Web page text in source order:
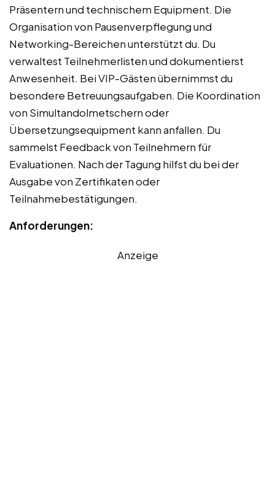
Präsentern und technischem Equipment. Die
Organisation von Pausenverpflegung und
Networking-Bereichen unterstützt du. Du
verwaltest Teilnehmerlisten und dokumentierst
Anwesenheit. Bei VIP-Gästen übernimmst du
besondere Betreuungsaufgaben. Die Koordination
von Simultandolmetschern oder
Übersetzungsequipment kann anfallen. Du
sammelst Feedback von Teilnehmern für
Evaluationen. Nach der Tagung hilfst du bei der
Ausgabe von Zertifikaten oder
Teilnahmebestätigungen.
Anforderungen:
Anzeige